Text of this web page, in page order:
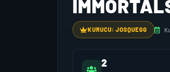
KURUCU: JOSQUEGG
2